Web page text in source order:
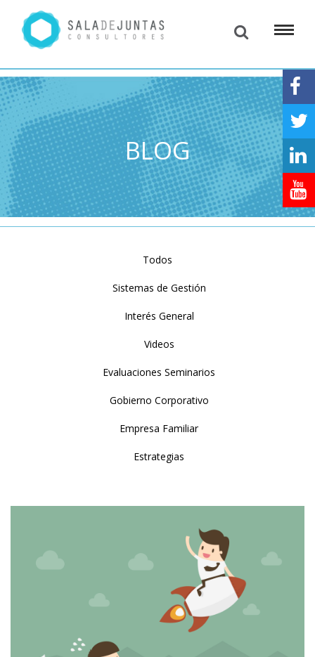
BLOG
Todos
Sistemas de Gestión
Interés General
Videos
Evaluaciones Seminarios
Gobierno Corporativo
Empresa Familiar
Estrategias